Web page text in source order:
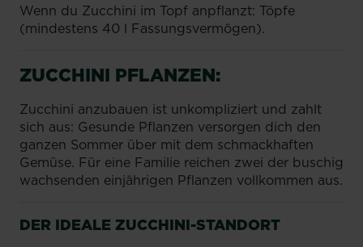
Wenn du Zucchini im Topf anpflanzt: Töpfe
(mindestens 40 l Fassungsvermögen).
ZUCCHINI PFLANZEN:
Zucchini anzubauen ist unkompliziert und zahlt
sich aus: Gesunde Pflanzen versorgen dich den
ganzen Sommer über mit dem schmackhaften
Gemüse. Für eine Familie reichen zwei der buschig
wachsenden einjährigen Pflanzen vollkommen aus.
DER IDEALE ZUCCHINI-STANDORT